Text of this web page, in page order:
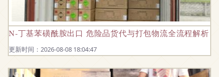
N-丁基苯磺酰胺出口 危险品货代与打包物流全流程解析
更新时间：2026-08-08 18:04:47